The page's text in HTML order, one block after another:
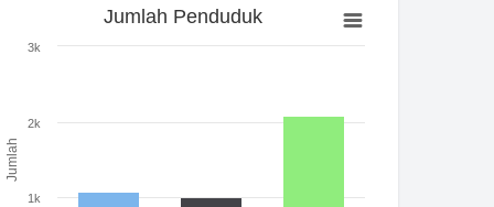
Jumlah Penduduk
The chart has 1 X axis displaying categories.
Jumlah
Jumlah Penduduk
1k
2k
3k